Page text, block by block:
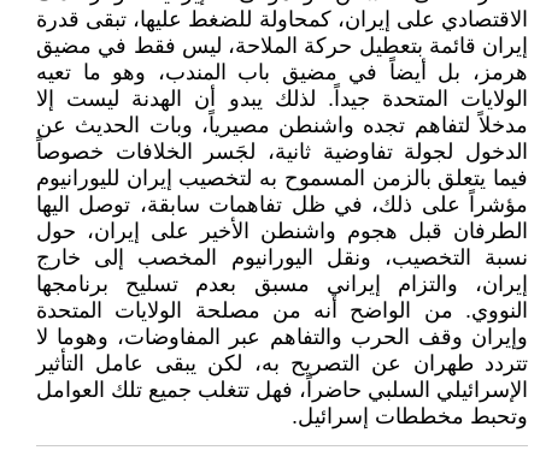
الاقتصادي على إيران، كمحاولة للضغط عليها، تبقى قدرة
إيران قائمة بتعطيل حركة الملاحة، ليس فقط في مضيق
هرمز، بل أيضاً في مضيق باب المندب، وهو ما تعيه
الولايات المتحدة جيداً. لذلك يبدو أن الهدنة ليست إلا
مدخلاً لتفاهم تجده واشنطن مصيرياً، وبات الحديث عن
الدخول لجولة تفاوضية ثانية، لجَسر الخلافات خصوصاً
فيما يتعلق بالزمن المسموح به لتخصيب إيران لليورانيوم
مؤشراً على ذلك، في ظل تفاهمات سابقة، توصل اليها
الطرفان قبل هجوم واشنطن الأخير على إيران، حول
نسبة التخصيب، ونقل اليورانيوم المخصب إلى خارج
إيران، والتزام إيراني مسبق بعدم تسليح برنامجها
النووي. من الواضح أنه من مصلحة الولايات المتحدة
وإيران وقف الحرب والتفاهم عبر المفاوضات، وهوما لا
تتردد طهران عن التصريح به، لكن يبقى عامل التأثير
الإسرائيلي السلبي حاضراً، فهل تتغلب جميع تلك العوامل
وتحبط مخططات إسرائيل.